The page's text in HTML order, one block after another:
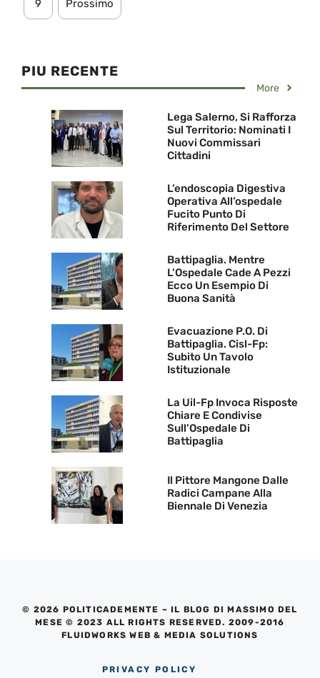
9 Prossimo
PIU RECENTE
More
Lega Salerno, Si Rafforza
Sul Territorio: Nominati I
Nuovi Commissari
Cittadini
L’endoscopia Digestiva
Operativa All’ospedale
Fucito Punto Di
Riferimento Del Settore
Battipaglia. Mentre
L’Ospedale Cade A Pezzi
Ecco Un Esempio Di
Buona Sanità
Evacuazione P.O. Di
Battipaglia. Cisl-Fp:
Subito Un Tavolo
Istituzionale
La Uil-Fp Invoca Risposte
Chiare E Condivise
Sull’Ospedale Di
Battipaglia
Il Pittore Mangone Dalle
Radici Campane Alla
Biennale Di Venezia
© 2026 POLITICADEMENTE – IL BLOG DI MASSIMO DEL
MESE © 2023 ALL RIGHTS RESERVED. 2009-2016
FLUIDWORKS WEB & MEDIA SOLUTIONS
PRIVACY POLICY